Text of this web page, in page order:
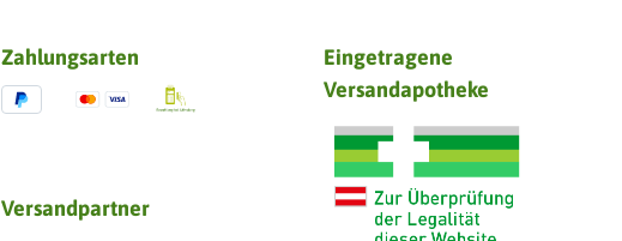
Zahlungsarten
Versandpartner
Eingetragene
Versandapotheke